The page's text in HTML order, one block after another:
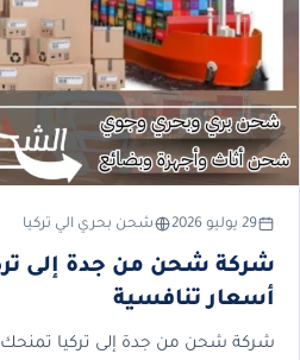
29 يوليو 2026 شحن بحري الي تركيا
أسعار تنافسية
شركة شحن من جدة إلى تركيا